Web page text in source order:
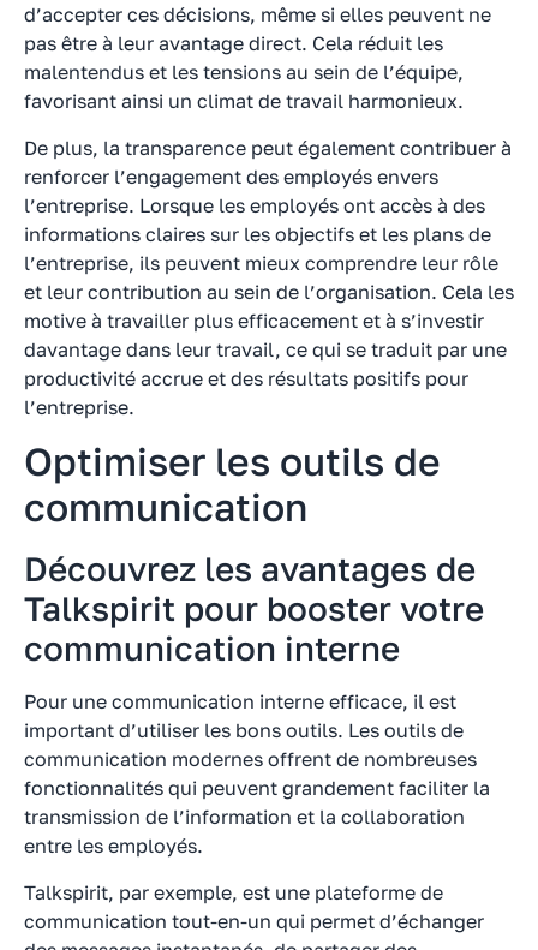
d’accepter ces décisions, même si elles peuvent ne
pas être à leur avantage direct. Cela réduit les
malentendus et les tensions au sein de l’équipe,
favorisant ainsi un climat de travail harmonieux.
De plus, la transparence peut également contribuer à
renforcer l’engagement des employés envers
l’entreprise. Lorsque les employés ont accès à des
informations claires sur les objectifs et les plans de
l’entreprise, ils peuvent mieux comprendre leur rôle
et leur contribution au sein de l’organisation. Cela les
motive à travailler plus efficacement et à s’investir
davantage dans leur travail, ce qui se traduit par une
productivité accrue et des résultats positifs pour
l’entreprise.
Optimiser les outils de
communication
Découvrez les avantages de
Talkspirit pour booster votre
communication interne
Pour une communication interne efficace, il est
important d’utiliser les bons outils. Les outils de
communication modernes offrent de nombreuses
fonctionnalités qui peuvent grandement faciliter la
transmission de l’information et la collaboration
entre les employés.
Talkspirit, par exemple, est une plateforme de
communication tout-en-un qui permet d’échanger